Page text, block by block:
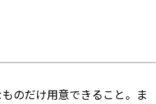
のだけ用意できること。ま